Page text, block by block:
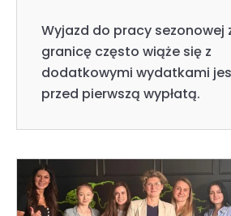
Wyjazd do pracy sezonowej
granicę często wiąże się z
dodatkowymi wydatkami
przed pierwszą wypłatą.